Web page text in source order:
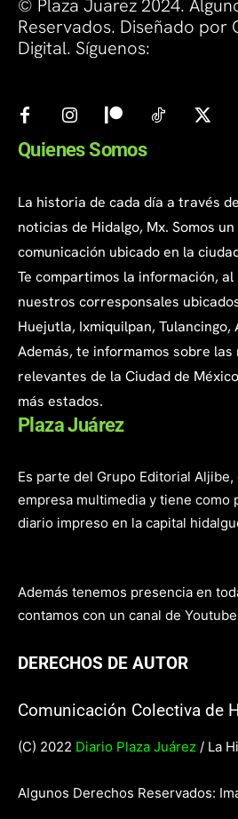
© Plaza Juarez 2024.
Reservados. Diseñado por
Digital. Síguenos:
Quienes Somos
La historia de cada día a través
noticias de Hidalgo, Mx. Somos
comunicación ubicado en la
Te compartimos la información, al
nuestros corresponsales
Huejutla, Ixmiquilpan, Tulancingo,
Además, te informamos sobre las
relevantes de la Ciudad de
más estados.
Plaza Juárez
Es parte del Grupo Editorial
empresa multimedia y tiene como
diario impreso en la capital
Además tenemos presencia en
contamos con un canal de
DERECHOS DE AUTOR
Comunicación Colectiva de
(C) 2022 Diario Plaza Juárez / La
Algunos Derechos Reservados: